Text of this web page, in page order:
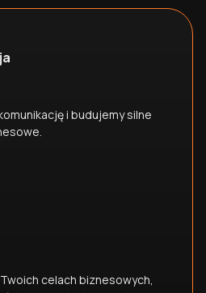
i budujemy silne
celach biznesowych,